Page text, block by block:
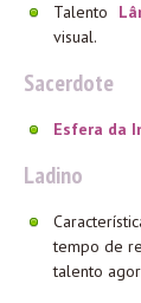
Talento
visual.
Sacerdote
Esfera da
Ladino
tempo de
talento